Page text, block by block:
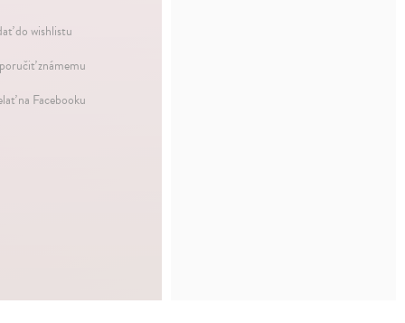
do wishlistu
známemu
na Facebooku